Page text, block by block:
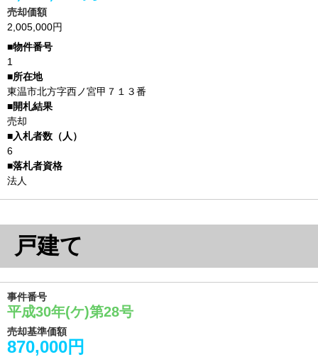
売却価額
2,005,000円
1
東温市北方字西ノ宮甲７１３番
売却
6
法人
戸建て
事件番号
平成30年(ケ)第28号
売却基準価額
870,000円